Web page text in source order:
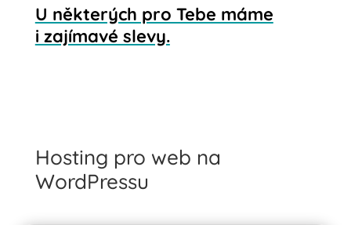
U některých pro Tebe máme
i zajímavé slevy.
Hosting pro web na
WordPressu